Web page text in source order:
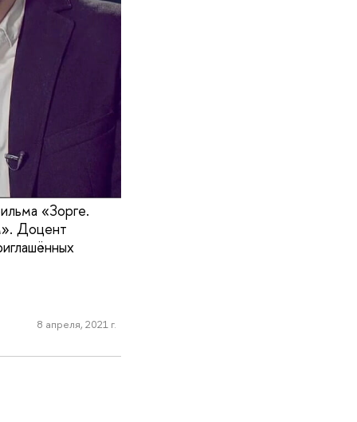
«Зорге.
Доцент
8 апреля, 2021 г.